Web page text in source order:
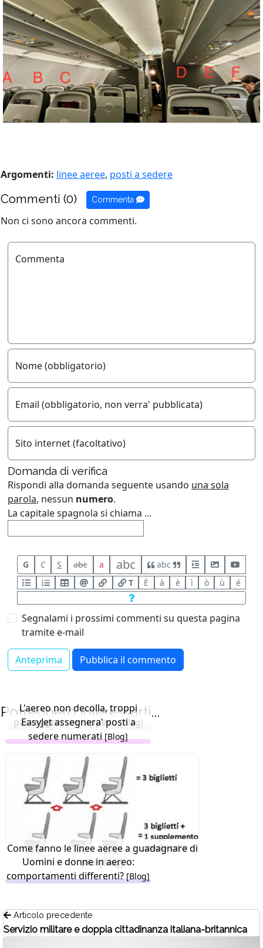
Argomenti: linee aeree, posti a sedere
Commenti (0) Commenta
Non ci sono ancora commenti.
Commenta
Nome (obbligatorio)
Email (obbligatorio, non verra' pubblicata)
Sito internet (facoltativo)
Domanda di verifica
Rispondi alla domanda seguente usando una sola
parola, nessun numero.
La capitale spagnola si chiama ...
G C S abc a abc
abc
T
È à è ì ò ù é
Segnalami i prossimi commenti su questa pagina
tramite e-mail
Potrebbero interessarti...
L'aereo non decolla, troppi
passeggeri sovrappeso[Blog]
EasyJet assegnera' posti a
sedere numerati[Blog]
Come fanno le linee aeree a guadagnare di
piu'[Blog]
Uomini e donne in aereo:
comportamenti differenti?[Blog]
Articolo precedente
Servizio militare e doppia cittadinanza italiana-britannica